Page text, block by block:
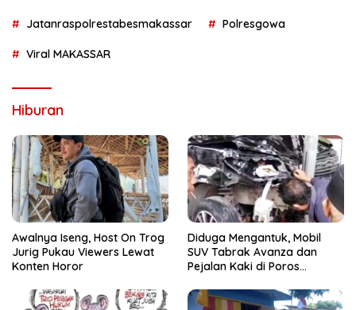
Jatanraspolrestabesmakassar Polresgowa
Viral MAKASSAR
Hiburan
Awalnya Iseng, Host On Trog
Jurig Pukau Viewers Lewat
Konten Horor
Diduga Mengantuk, Mobil
SUV Tabrak Avanza dan
Pejalan Kaki di Poros